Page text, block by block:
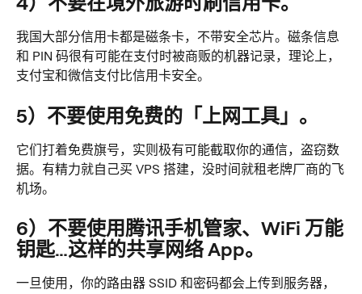
我国大部分信用卡都是磁条卡，不带安全芯片。磁条信息
和 PIN 码很有可能在支付时被商贩的机器记录，理论上，
支付宝和微信支付比信用卡安全。
5）不要使用免费的「上网工具」。
它们打着免费旗号，实则极有可能截取你的通信，盗窃数
据。有精力就自己买 VPS 搭建，没时间就租老牌厂商的飞
机场。
6）不要使用腾讯手机管家、WiFi 万能
钥匙…这样的共享网络 App。
一旦使用，你的路由器 SSID 和密码都会上传到服务器，